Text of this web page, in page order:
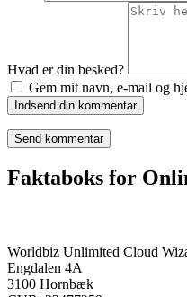
Hvad er din besked?
Gem mit navn, e-mail og
Indsend din kommentar
Faktaboks for
Worldbiz Unlimited Cloud
Engdalen 4A
3100 Hornbæk